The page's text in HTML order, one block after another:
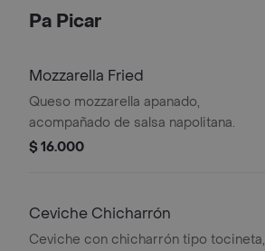
Pa Picar
Mozzarella Fried
Queso mozzarella apanado,
acompañado de salsa napolitana.
$ 16.000
Ceviche Chicharrón
Ceviche con chicharrón tipo tocineta,